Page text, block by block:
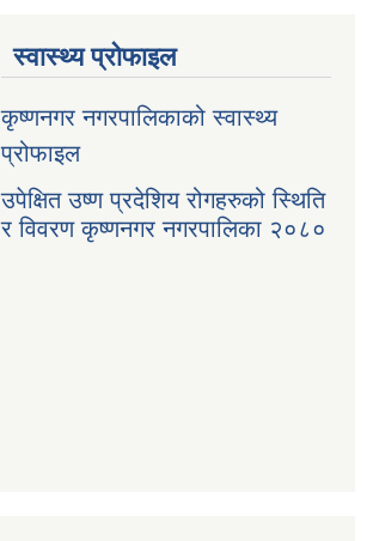
स्वास्थ्य प्रोफाइल
कृष्णनगर नगरपालिकाको स्वास्थ्य
प्रोफाइल
उपेक्षित उष्ण प्रदेशिय रोगहरुको स्थिति
र विवरण कृष्णनगर नगरपालिका २०८०